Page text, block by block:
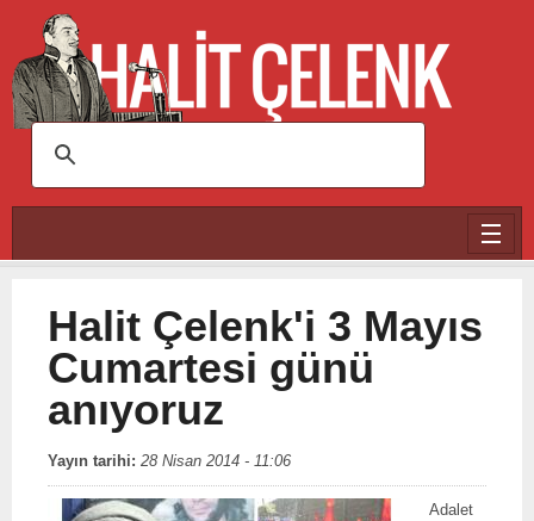
Ana içeriğe atla
Halit Çelenk'i 3 Mayıs
Cumartesi günü
anıyoruz
Yayın tarihi: 28 Nisan 2014 - 11:06
Adalet